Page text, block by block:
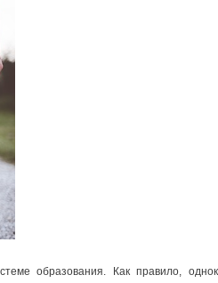
образования. Как правило,